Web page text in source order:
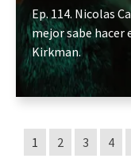
Ep. 114. Nicolas
mejor sabe hacer
Kirkman.
1 2 3 4